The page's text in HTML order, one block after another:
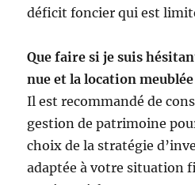
déficit foncier qui est
Que faire si je suis
nue et la location meublée
Il est recommandé de
gestion de patrimoine
choix de la stratégie
adaptée à votre situation